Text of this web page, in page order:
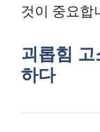
것이 중요합
괴롭힘
하다